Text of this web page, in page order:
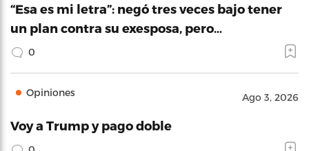
“Esa es mi letra”: negó tres veces bajo tener
un plan contra su exesposa, pero…
0
Opiniones Ago 3, 2026
Voy a Trump y pago doble